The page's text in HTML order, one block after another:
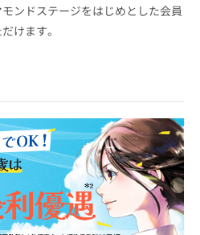
ンドステージをはじめとした会員
けます。